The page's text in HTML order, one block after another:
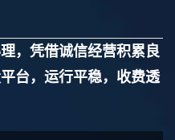
，凭借诚信经营积累良
台，运行平稳，收费透